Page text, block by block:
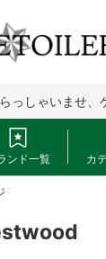
っしゃいませ、
ンド一覧 カ